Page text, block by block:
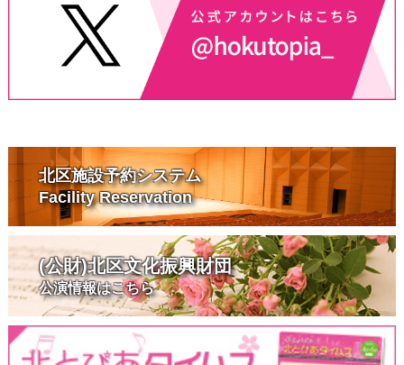
北区施設予約システム
Facility Reservation
(公財)北区文化振興財団
公演情報はこちら